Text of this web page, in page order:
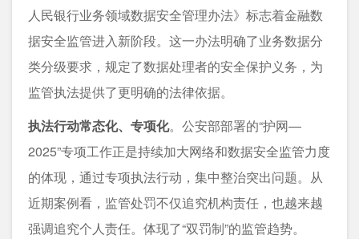
人民银行业务领域数据安全管理办法》标志着金融数
据安全监管进入新阶段。这一办法明确了业务数据分
类分级要求，规定了数据处理者的安全保护义务，为
监管执法提供了更明确的法律依据。
执法行动常态化、专项化。公安部部署的“护网—
2025”专项工作正是持续加大网络和数据安全监管力度
的体现，通过专项执法行动，集中整治突出问题。从
近期案例看，监管处罚不仅追究机构责任，也越来越
强调追究个人责任。体现了“双罚制”的监管趋势。